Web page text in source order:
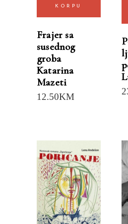
KORPU
Frajer sa
susednog
groba
Katarina
Mazeti
12.50KM